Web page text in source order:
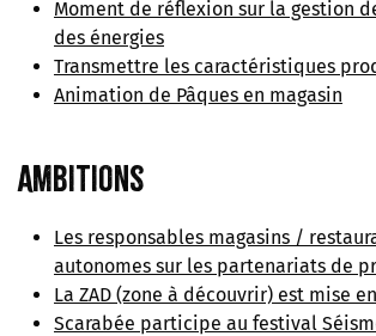
Moment de réflexion sur la gestion
des énergies
Transmettre les caractéristiques
Animation de Pâques en magasin
Ambitions
Les responsables magasins /
autonomes sur les partenariats de
La ZAD (zone à découvrir) est mise
Scarabée participe au festival